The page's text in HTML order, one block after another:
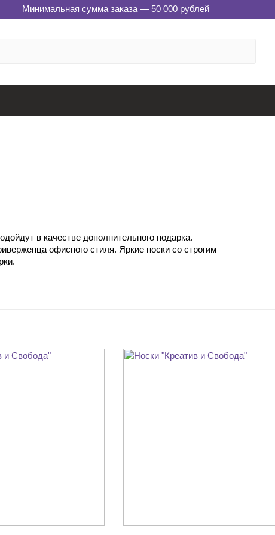
Минимальная сумма заказа — 50 000 рублей
в качестве дополнительного подарка.
офисного стиля. Яркие носки со строгим